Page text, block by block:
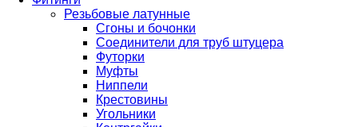
Резьбовые латунные
Сгоны и бочонки
Соединители для труб штуцера
Футорки
Муфты
Ниппели
Крестовины
Угольники